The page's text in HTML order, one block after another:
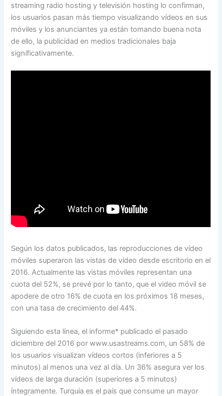
streaming radio hosting y televisión hosting lo confirman,
los usuarios pasan más tiempo visualizando vídeos en sus
móviles y los anunciantes ya están tomando buena nota
de ello, la publicidad en medios tradicionales baja
significativamente.
Según los datos publicados, las reproducciones de vídeo
móviles superaron las vistas de vídeo desde escritorio en el
2016. Actualmente las vistas móviles representan una
cuota del 52%, se prevé por lo tanto, que el video móvil se
apodere de otro 16% de cuota en los próximos 18 meses,
con una tasa de crecimiento del 44%.
Siguiendo esta línea, el informe* publicado el pasado
diciembre del 2016 por www.usastreams.com, un 58% de
los usuarios visualizan vídeos cortos (inferiores a 5
minutos) al menos una vez al día. Un 36% asegura ver los
vídeos de larga duración (superiores a 5 minutos)
íntegramente. Turquía es el país que consume un mayor